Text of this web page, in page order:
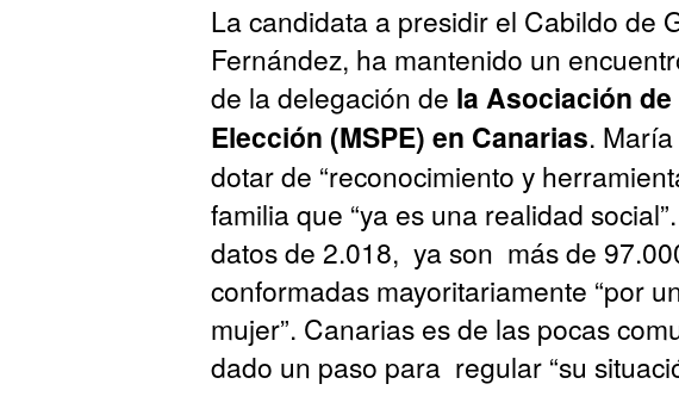
La candidata a presidir el Cabildo de
Fernández, ha mantenido un
de la delegación de la Asociación
Elección (MSPE) en Canarias.
dotar de “reconocimiento y
familia que “ya es una realidad
datos de 2.018, ya son más de
conformadas mayoritariamente “por
mujer”. Canarias es de las pocas
dado un paso para regular “su